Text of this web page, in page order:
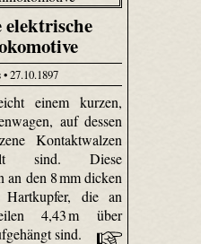
elektrische
• 27.10.1897
einem kurzen,
auf dessen
Kontaktwalzen
sind. Diese
den 8 mm dicken
Hartkupfer, die an
4,43 m über
sind.